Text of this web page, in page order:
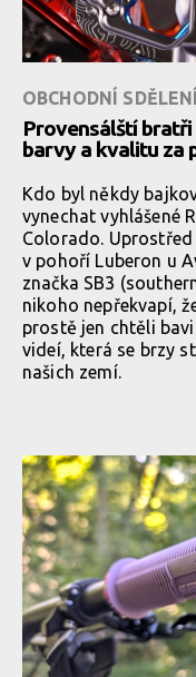
OBCHODNÍ SDĚLENÍ
Provensálští bratři
barvy a kvalitu za
Kdo byl někdy
vynechat vyhlášené
Colorado.
v pohoří Luberon u
značka SB3
nikoho nepřekvapí,
prostě jen chtěli
videí, která se brzy
našich zemí.